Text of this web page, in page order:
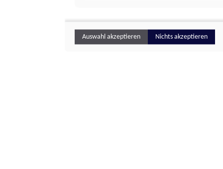
Auswahl akzeptieren Nichts akzeptieren